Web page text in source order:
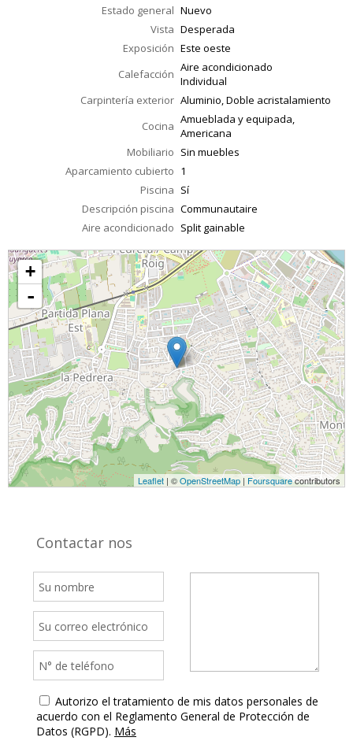
Estado general Nuevo
Vista Desperada
Exposición Este oeste
Calefacción Aire acondicionado
Individual
Carpintería exterior Aluminio, Doble acristalamiento
Cocina Amueblada y equipada,
Americana
Mobiliario Sin muebles
Aparcamiento cubierto 1
Piscina Sí
Descripción piscina Communautaire
Aire acondicionado Split gainable
+
-
Leaflet | ©OpenStreetMap | Foursquarecontributors
Contactar nos
Autorizo el tratamiento de mis datos personales de
acuerdo con el Reglamento General de Protección de
Datos (RGPD). Más